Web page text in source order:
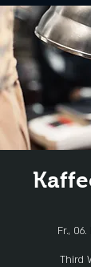
Fr., 06.
Third